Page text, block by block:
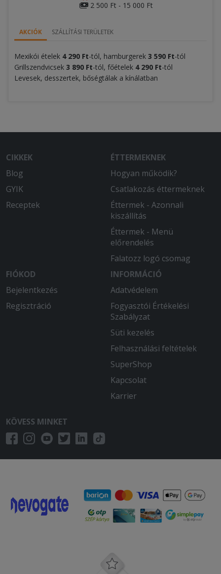
2 500 Ft - 15 000 Ft
AKCIÓK SZÁLLÍTÁSI TERÜLETEK
Mexikói ételek 4 290 Ft-tól, hamburgerek 3 590 Ft-tól
Grillszendvicsek 3 890 Ft-tól, főételek 4 290 Ft-tól
Levesek, desszertek, bőségtálak a kínálatban
CIKKEK
Blog
GYIK
Receptek
ÉTTERMEKNEK
Hogyan működik?
Csatlakozás éttermeknek
Éttermek - Azonnali
kiszállítás
Éttermek - Menü
előrendelés
Falatozz logó csomag
FIÓKOD
Bejelentkezés
Regisztráció
INFORMÁCIÓ
Adatvédelem
Fogyasztói Értékelési
Szabályzat
Süti kezelés
Felhasználási feltételek
SuperShop
Kapcsolat
Karrier
KÖVESS MINKET